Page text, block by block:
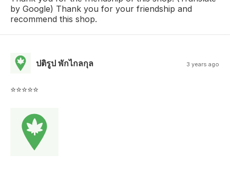
by Google) Thank you for your friendship and
recommend this shop.
ปติรูป พักไกลกุล 3 years ago
⭐⭐⭐⭐⭐